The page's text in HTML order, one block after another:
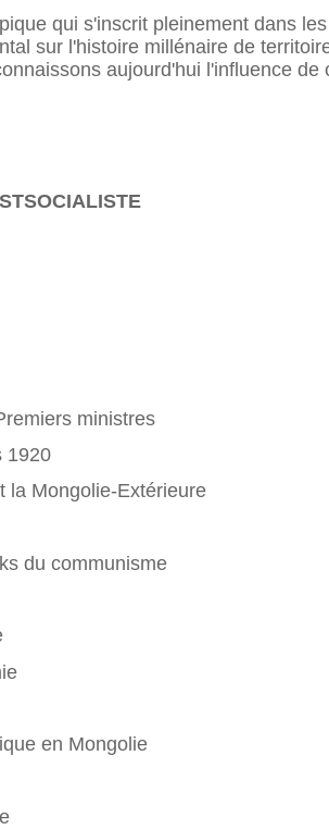
qui s'inscrit pleinement dans
sur l'histoire millénaire de
aujourd'hui l'influence de
ministres
1920
la Mongolie-Extérieure
du communisme
en Mongolie